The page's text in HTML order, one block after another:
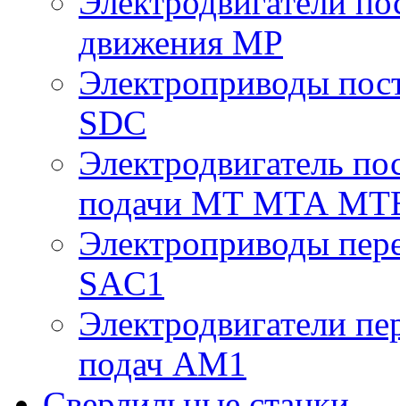
движения МР
Электроприводы
SDC
Электродвигатель
подачи МТ МТА
Электроприводы
SAC1
Электродвигатели
подач AM1